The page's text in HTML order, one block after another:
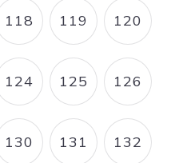
PAGE
118 PAGE
119 PAGE
120
PAGE
124 PAGE
125 PAGE
126
PAGE
130 PAGE
131 PAGE
132